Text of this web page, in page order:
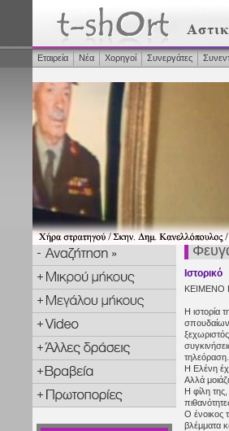
Εταιρεία Νέα Χορηγοί Συνεργάτες
Ιστορικό
Η ιστορία
σπουδαίων
τηλεόραση.
Η Ελένη
Αλλά
Η φίλη
Ο ένοικος
βλέμματα